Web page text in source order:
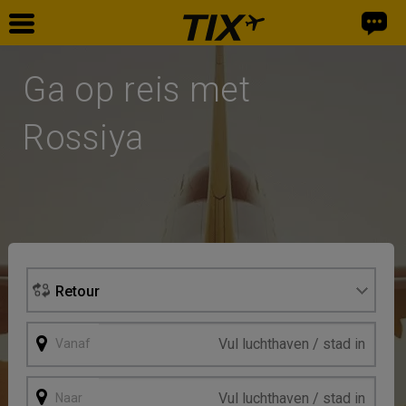
Vliegtickets
Ga op reis met
Rossiya
Retour
Vanaf
Naar